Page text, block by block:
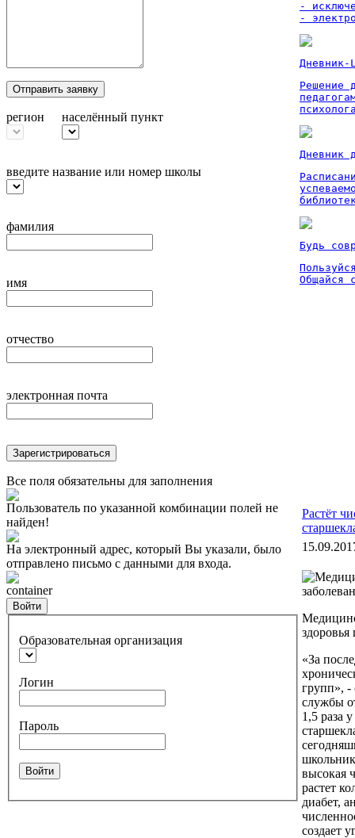
Отправить заявку
регион населённый пункт
введите название или номер школы
фамилия
имя
отчество
электронная почта
Зарегистрироваться
Все поля обязательны для заполнения
Пользователь по указанной комбинации полей не
найден!
На электронный адрес, который Вы указали, было
отправлено письмо с данными для входа.
container
Войти
Образовательная организация
Логин
Пароль
Войти
-
-
Дневник-
Решение
Дневник
Будь
Общайся
Растёт
«За
групп», -
службы
1,5 раза
высокая
растет
диабет,
создает